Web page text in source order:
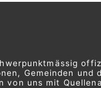
Gemeinden und
uns mit